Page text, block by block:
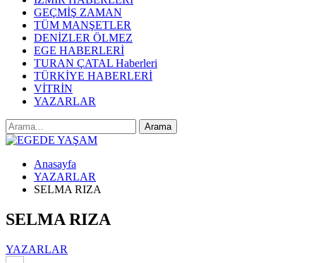
GEÇMİŞ ZAMAN
TÜM MANŞETLER
DENİZLER ÖLMEZ
EGE HABERLERİ
TURAN ÇATAL Haberleri
TÜRKİYE HABERLERİ
VİTRİN
YAZARLAR
Anasayfa
YAZARLAR
SELMA RIZA
SELMA RIZA
YAZARLAR